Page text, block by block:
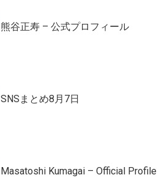
熊谷正寿 – 公式プロフィール
SNSまとめ8月7日
Masatoshi Kumagai – Official Profile